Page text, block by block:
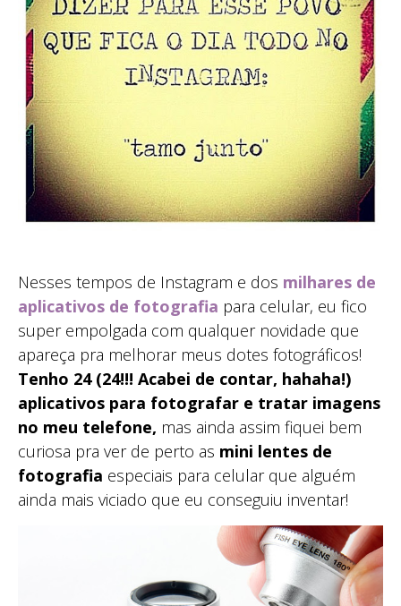
Nesses tempos de Instagram e dos milhares de
aplicativos de fotografia para celular, eu fico
super empolgada com qualquer novidade que
apareça pra melhorar meus dotes fotográficos!
Tenho 24 (24!!! Acabei de contar, hahaha!)
aplicativos para fotografar e tratar imagens
no meu telefone, mas ainda assim fiquei bem
curiosa pra ver de perto as mini lentes de
fotografia especiais para celular que alguém
ainda mais viciado que eu conseguiu inventar!